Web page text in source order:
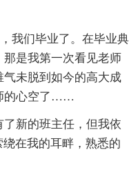
我们毕业了。在毕业典
是我第一次看见老师
未脱到如今的高大成
的心空了……
新的班主任，但我依
在我的耳畔，熟悉的